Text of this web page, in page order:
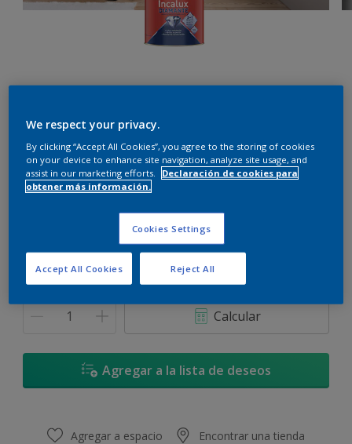
Jardin Tropical - 90GY 08/187
Cambiar de color
900 ML
Cantidad Calculadora de pintura
Calcular
Agregar a la lista de deseos
Agregar a espacio Encontrar una tienda
We respect your privacy.
By clicking “Accept All Cookies”, you agree to the storing of cookies
on your device to enhance site navigation, analyze site usage, and
assist in our marketing efforts.
Declaración de cookies para
obtener más información.
Cookies Settings
Reject All
Accept All Cookies